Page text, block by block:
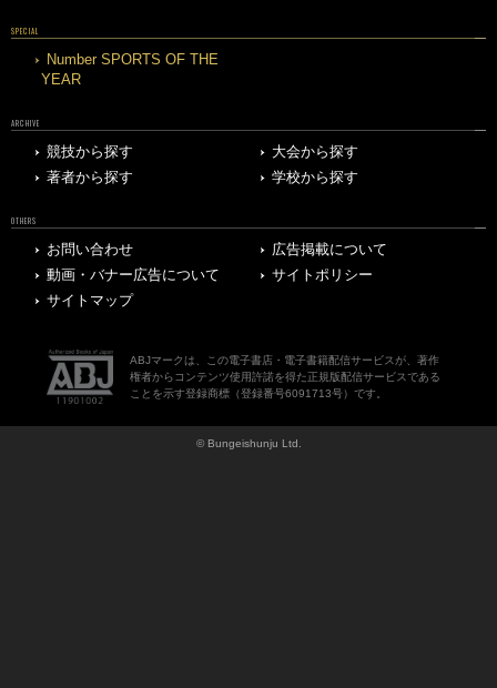
SPECIAL
Number SPORTS OF THE
YEAR
ARCHIVE
競技から探す
大会から探す
著者から探す
学校から探す
OTHERS
お問い合わせ
広告掲載について
動画・バナー広告について
サイトポリシー
サイトマップ
ABJマークは、この電子書店・電子書籍配信サービスが、著作
権者からコンテンツ使用許諾を得た正規版配信サービスである
ことを示す登録商標（登録番号6091713号）です。
© Bungeishunju Ltd.